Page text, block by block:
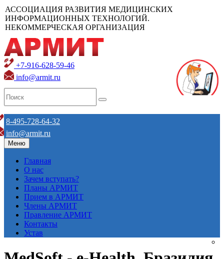
АССОЦИАЦИЯ РАЗВИТИЯ МЕДИЦИНСКИХ
ИНФОРМАЦИОННЫХ ТЕХНОЛОГИЙ.
НЕКОММЕРЧЕСКАЯ ОРГАНИЗАЦИЯ
+7-916-628-59-46
info@armit.ru
8-495-728-64-32
info@armit.ru
Меню
Главная
О нас
Зачем вступать?
Планы АРМИТ
Прием в АРМИТ
Члены АРМИТ
Правление АРМИТ
Контакты
Устав